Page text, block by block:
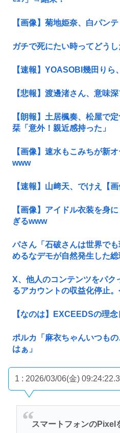
【画像】菊地姫奈、白パン
ガチで死にたい時ってどう
【速報】YOASOBI幾田り
【悲報】渡邊渚さん、意味
【朗報】土居楓奏、松屋
栞「意外！親近感持った」
【画像】速水もこみちが新
www
【速報】山﨑天、でけえ【画
【画像】アイドル衣装を身
ぎるwww
パさん「石破さんは世界で
めるなデモが自然発生した総
X、他人のコンテンツをパク
るアカウントの収益化停止
【なのは】EXCEEDSの理
ポルカ「麻衣ちゃんいつも
はぁ」
1 : 2026/03/06(金)
スマートフォンのPixel